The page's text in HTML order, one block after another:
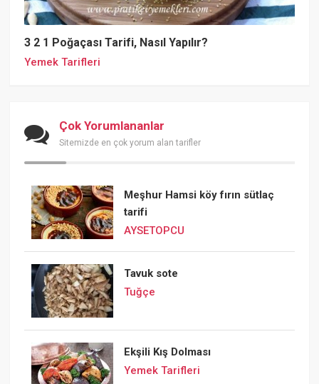
3 2 1 Poğaçası Tarifi, Nasıl Yapılır?
Yemek Tarifleri
Çok Yorumlananlar
Sitemizde en çok yorum alan tarifler
Meşhur Hamsi köy fırın sütlaç
tarifi
AYSETOPCU
Tavuk sote
Tuğçe
Ekşili Kış Dolması
Yemek Tarifleri